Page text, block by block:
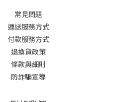
常見問題
運送服務方式
付款服務方式
退換貨政策
條款與細則
防詐騙宣導